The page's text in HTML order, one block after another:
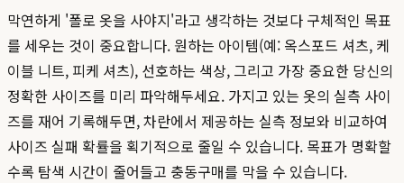
막연하게 '폴로 옷을 사야지'라고 생각하는 것보다 구체적인 목표
를 세우는 것이 중요합니다. 원하는 아이템(예: 옥스포드 셔츠, 케
이블 니트, 피케 셔츠), 선호하는 색상, 그리고 가장 중요한 당신의
정확한 사이즈를 미리 파악해두세요. 가지고 있는 옷의 실측 사이
즈를 재어 기록해두면, 차란에서 제공하는 실측 정보와 비교하여
사이즈 실패 확률을 획기적으로 줄일 수 있습니다. 목표가 명확할
수록 탐색 시간이 줄어들고 충동구매를 막을 수 있습니다.